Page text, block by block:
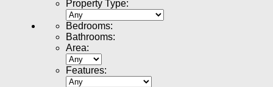
Property Type:
Bedrooms:
Bathrooms:
Area:
Features: